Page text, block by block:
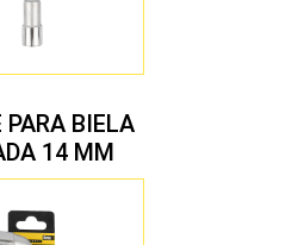
PARA BIELA
14 MM